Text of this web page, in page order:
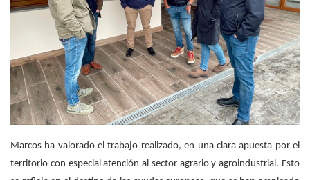
Marcos ha valorado el trabajo realizado, en una clara apuesta por el
territorio con especial atención al sector agrario y agroindustrial. Esto